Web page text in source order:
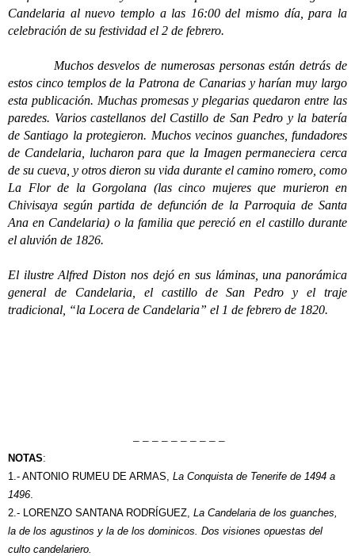
Candelaria al nuevo templo a las 16:00 del mismo día, para la
celebración de su festividad el 2 de febrero.
Muchos desvelos de numerosas personas están detrás de
estos cinco templos de la Patrona de Canarias y harían muy largo
esta publicación. Muchas promesas y plegarias quedaron entre las
paredes. Varios castellanos del Castillo de San Pedro y la batería
de Santiago la protegieron. Muchos vecinos guanches, fundadores
de Candelaria, lucharon para que la Imagen permaneciera cerca
de su cueva, y otros dieron su vida durante el camino romero, como
La Flor de la Gorgolana (las cinco mujeres que murieron en
Chivisaya según partida de defunción de la Parroquia de Santa
Ana en Candelaria) o la familia que pereció en el castillo durante
el aluvión de 1826.
El ilustre Alfred Diston nos dejó en sus láminas, una panorámica
general de Candelaria, el castillo de San Pedro y el traje
tradicional, “la Locera de Candelaria” el 1 de febrero de 1820.
– – – – – – – – – –
NOTAS:
1.- ANTONIO RUMEU DE ARMAS, La Conquista de Tenerife de 1494 a
1496
2.- LORENZO SANTANA RODRÍGUEZ, La Candelaria de los guanches,
la de los agustinos y la de los dominicos. Dos visiones opuestas del
culto candelariero.